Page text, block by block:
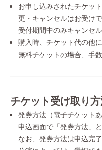
お申し込みされたチケッ
更・キャンセルはお受け
受付期間中のみキャンセ
購入時、チケット代の他
無料チケットの場合、手
チケット受け取り
発券方法（電子チケット
申込画面で「発券方法」
なお、発券方法は申込完